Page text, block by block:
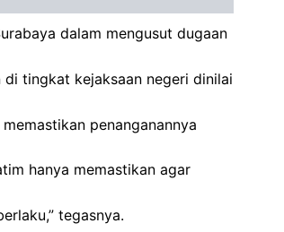
dalam mengusut dugaan
di tingkat kejaksaan negeri dinilai
penanganannya
hanya memastikan agar
tegasnya.